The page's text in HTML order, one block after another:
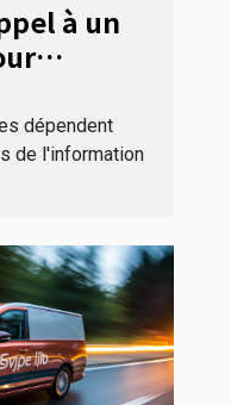
à un
de
dépendent
de l'information